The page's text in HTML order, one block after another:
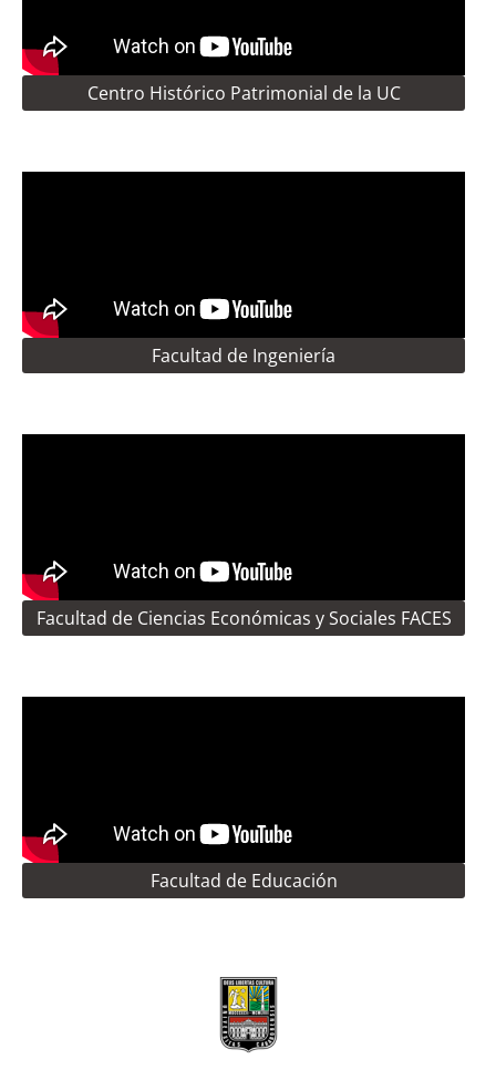
Centro Histórico Patrimonial de la UC
Facultad de Ingeniería
Facultad de Ciencias Económicas y Sociales FACES
Facultad de Educación